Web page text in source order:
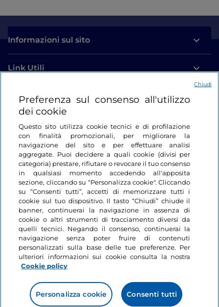
Informazioni sul sito
Link Utili
Login
Restiamo in contatto
Preferenza sul consenso all'utilizzo
dei cookie
Questo sito utilizza cookie tecnici e di profilazione
con finalità promozionali, per migliorare la
navigazione del sito e per effettuare analisi
aggregate. Puoi decidere a quali cookie (divisi per
categoria) prestare, rifiutare o revocare il tuo consenso
in qualsiasi momento accedendo all'apposita
sezione, cliccando su "Personalizza cookie". Cliccando
su “Consenti tutti”, accetti di memorizzare tutti i
cookie sul tuo dispositivo. Il tasto “Chiudi” chiude il
banner, continuerai la navigazione in assenza di
cookie o altri strumenti di tracciamento diversi da
quelli tecnici. Negando il consenso, continuerai la
navigazione senza poter fruire di contenuti
personalizzati sulla base delle tue preferenze. Per
ulteriori informazioni sui cookie consulta la nostra
Cookie policy
Personalizza cookie Consenti tutti
Chiudi